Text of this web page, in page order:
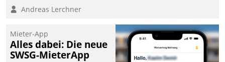
Andreas Lerchner
Mieter-App
Alles dabei: Die neue
SWSG-MieterApp